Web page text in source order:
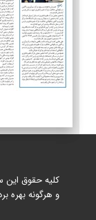
کلیه حقوق این
و هرگونه بهره